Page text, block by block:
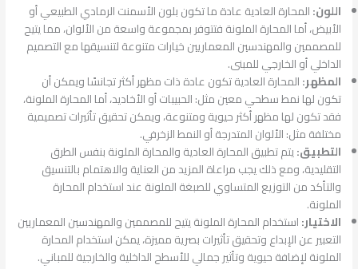
اللون:المحارة العادية عادة ما تكون بلون الأسمنت الرمادي الطبيعي أو
الأبيض، أما المحارة الملونة فتتوفر بمجموعة واسعة من الألوان، مما يتيح
للمصممين والمهندسين المعماريين خيارات متنوعة لتنسيقها مع التصميم
الداخلي أو الخارجي للمبنى.
المظهر:المحارة العادية تكون عادة ذات مظهر أكثر تجانسًا ويمكن أن
تكون لها نمط سطحي معين مثل: الحبيبات أو الأخاديد، أما المحارة الملونة،
فقد تكون لها مظهر أكثر حيوية ومتنوعة، ويمكن تحقيق تأثيرات تصميمية
مختلفة مثل: الألوان المتدرجة أو النمط الزخرفي.
التطبيق:يتم تطبيق المحارة العادية والمحارة الملونة بنفس الطرق
التقليدية، ومع ذلك يجب مراعاة المزيد من العناية والاهتمام بالتنسيق
والتأكد من التوزيع المتساوي للصبغة الملونة عند استخدام المحارة
الملونة.
الاختيار:استخدام المحارة الملونة يتيح للمصممين والمهندسين المعماريين
التعبير عن الإبداع وتحقيق تأثيرات بصرية مميزة، يمكن استخدام المحارة
الملونة لإضافة حيوية وتأثير جمالي للأسطح الداخلية والخارجية للمباني.